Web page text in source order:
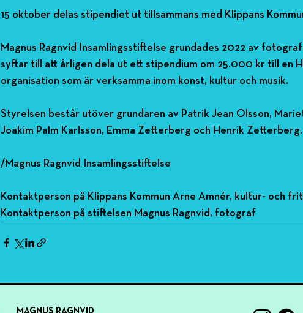
15 oktober delas stipendiet ut tillsammans med Klippans
Magnus Ragnvid Insamlingsstiftelse grundades 2022 av
syftar till att årligen dela ut ett stipendium om 25.000 kr till en
organisation som är verksamma inom konst, kultur och musik.
Styrelsen består utöver grundaren av Patrik Jean Olsson,
Joakim Palm Karlsson, Emma Zetterberg och Henrik Zetterberg.
/Magnus Ragnvid Insamlingsstiftelse
Kontaktperson på Klippans Kommun Arne Amnér, kultur- och
Kontaktperson på stiftelsen Magnus Ragnvid, fotograf
MAGNUS RAGNVID